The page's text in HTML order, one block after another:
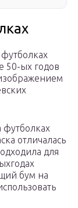
50-ых годов
отличалась
для
бум на